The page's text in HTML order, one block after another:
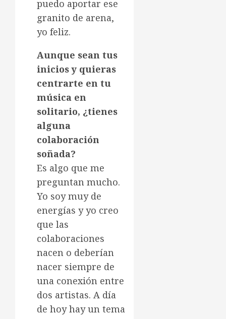
puedo aportar ese
granito de arena,
yo feliz.
Aunque sean tus
inicios y quieras
centrarte en tu
música en
solitario, ¿tienes
alguna
colaboración
soñada?
Es algo que me
preguntan mucho.
Yo soy muy de
energías y yo creo
que las
colaboraciones
nacen o deberían
nacer siempre de
una conexión entre
dos artistas. A día
de hoy hay un tema